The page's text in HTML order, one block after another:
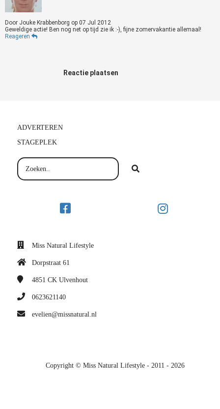
Door Jouke Krabbenborg op 07 Jul 2012
Geweldige actie! Ben nog net op tijd zie ik :-), fijne zomervakantie allemaal!
Reageren
Reactie plaatsen
ADVERTEREN
STAGEPLEK
Miss Natural Lifestyle
Dorpstraat 61
4851 CK Ulvenhout
0623621140
evelien@missnatural.nl
Copyright © Miss Natural Lifestyle - 2011 - 2026